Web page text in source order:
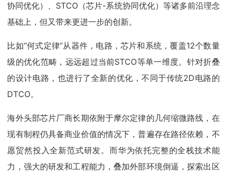
协同优化）、STCO（芯片-系统协同优化）等诸多前沿理念
基础上，但又带来更进一步的创新。
比如“何式定律”从器件，电路，芯片和系统，覆盖12个数量
级的优化范畴，远远超过当前STCO等单一维度。针对折叠
的设计电路，也进行了全新的优化，不同于传统2D电路的
DTCO。
海外头部芯片厂商长期依附于摩尔定律的几何缩微路线，在
现有制程仍具备商业价值的情况下，普遍存在路径依赖，不
愿贸然投入全新范式研发。而华为依托完整的全栈技术能
力，强大的研发和工程能力，叠加外部环境倒逼，探索出区